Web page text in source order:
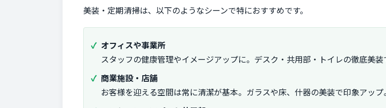
美装・定期清掃は、以下のようなシーンで特におすすめです。
オフィスや事業所
スタッフの健康管理やイメージアップに。デスク・共用部・トイレの徹底美装
商業施設・店舗
お客様を迎える空間は常に清潔が基本。ガラスや床、什器の美装で印象アップ。